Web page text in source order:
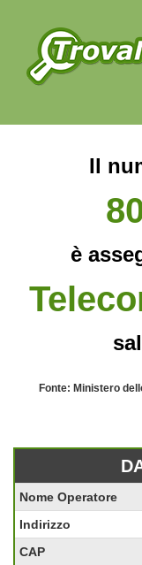
Il
è
Fonte: Ministero
Nome Operatore
Indirizzo
CAP